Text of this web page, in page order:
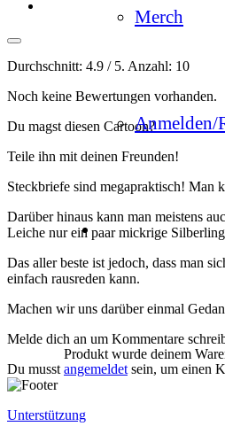
Merch
Anmelden/
Produkt wurde deinem
Durchschnitt: 4.9 / 5. Anzahl: 10
Noch keine Bewertungen vorhanden.
Du magst diesen Cartoon?
Teile ihn mit deinen Freunden!
Steckbriefe sind megapraktisch! Man
Darüber hinaus kann man meistens
Leiche nur ein paar mickrige
Das aller beste ist jedoch, dass man
einfach rausreden kann.
Machen wir uns darüber einmal
Melde dich an um Kommentare
Du musst angemeldet sein, um einen
Unterstützung